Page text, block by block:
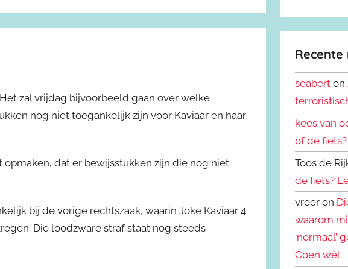
zal vrijdag bijvoorbeeld gaan over welke
nog niet toegankelijk zijn voor Kaviaar en haar
opmaken, dat er bewijsstukken zijn die nog niet
bij de vorige rechtszaak, waarin Joke Kaviaar 4
Die loodzware straf staat nog steeds
Recente
seabert on
kees van
of de
Toos de
de fiets?
vreer on
waarom
‘normaal’
Coen wèl